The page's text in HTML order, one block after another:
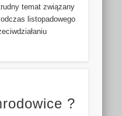
temat związany
listopadowego
?